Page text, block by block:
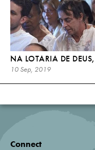
NA LOTARIA DE
10 Sep, 2019
Connect